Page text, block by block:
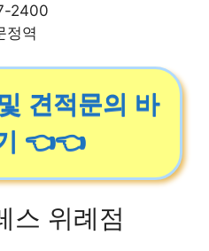
2400
정역
견적문의 바
👈👈
스 위례점